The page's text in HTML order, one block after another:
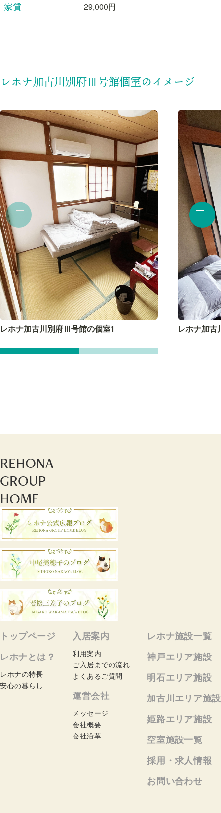
家賃 29,000円
レホナ加古川別府Ⅲ号館個室のイメージ
レホナ加古川別府Ⅲ号館の個室1 レホナ加
REHONA
GROUP
HOME
トップページ
レホナとは？
レホナの特長
安心の暮らし
入居案内
利用案内
ご入居までの流れ
よくあるご質問
運営会社
メッセージ
会社概要
会社沿革
レホナ施設一覧
神戸エリア施設
明石エリア施設
加古川エリア施設
姫路エリア施設
空室施設一覧
採用・求人情報
お問い合わせ